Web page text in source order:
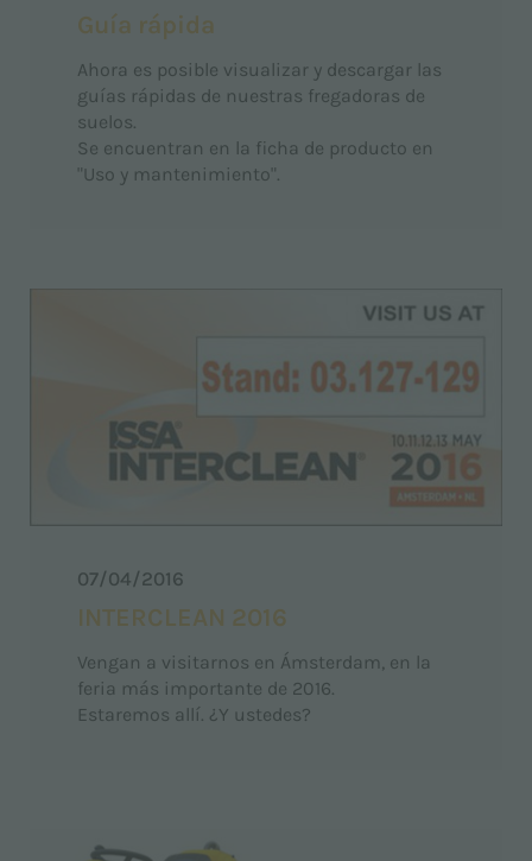
Guía rápida
Ahora es posible visualizar y descargar las
guías rápidas de nuestras fregadoras de
suelos.
Se encuentran en la ficha de producto en
"Uso y mantenimiento".
07/04/2016
INTERCLEAN 2016
Vengan a visitarnos en Ámsterdam, en la
feria más importante de 2016.
Estaremos allí. ¿Y ustedes?